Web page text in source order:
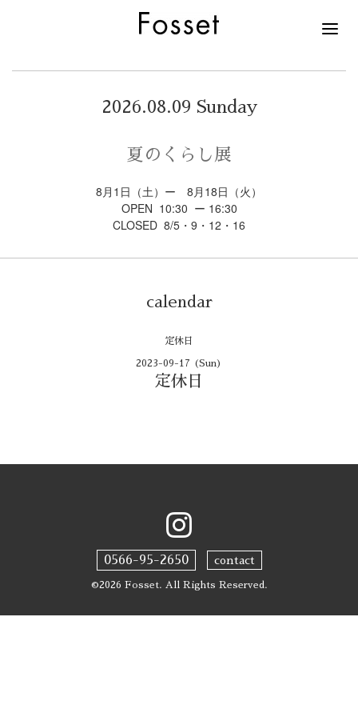
2026.08.09 Sunday
夏のくらし展
8月1日（土）ー 8月18日（火）
OPEN 10:30 ー 16:30
CLOSED 8/5・9・12・16
calendar
定休日
2023-09-17 (Sun)
定休日
0566-95-2650 contact
©2026 Fosset. All Rights Reserved.